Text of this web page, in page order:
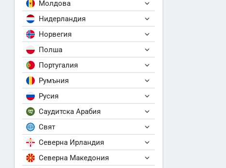
Молдова
Нидерландия
Норвегия
Полша
Португалия
Румъния
Русия
Саудитска Арабия
Свят
Северна Ирландия
Северна Македония